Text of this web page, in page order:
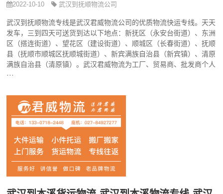
2022-10-10 武汉到抚顺物流公司
武汉到抚顺物流专线是武汉君威物流公司的优质物流快运专线。天天
发车，三到四天可送货到达以下地点：新抚区（永安台街道）、东洲
区（搭连街道）、望花区（建设街道）、顺城区（长春街道）、抚顺
县（抚顺市顺城区抚顺城街道）、新宾满族自治县（新宾镇）、清原
满族自治县（清原镇）。武汉君威物流为工厂、贸易商、批发商个人
···